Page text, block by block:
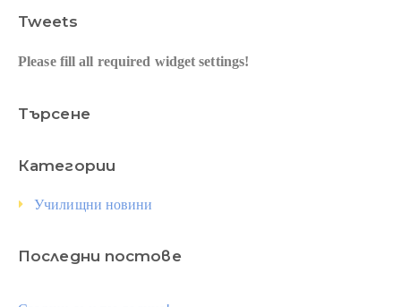
Tweets
Please fill all required widget settings!
Търсене
Категории
Училищни новини
Последни постове